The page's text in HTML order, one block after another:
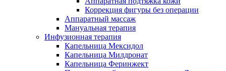
Коррекция фигуры без операции
Аппаратный массаж
Мануальная терапия
Инфузионная терапия
Капельница Мексидол
Капельница Милдронат
Капельница Феринжект